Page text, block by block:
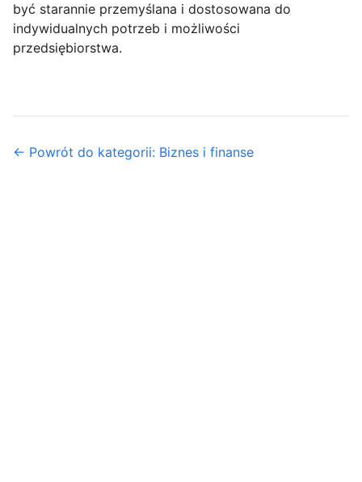
być starannie przemyślana i dostosowana do
indywidualnych potrzeb i możliwości
przedsiębiorstwa.
← Powrót do kategorii: Biznes i finanse